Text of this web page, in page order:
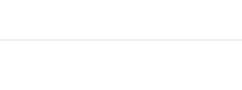
taille